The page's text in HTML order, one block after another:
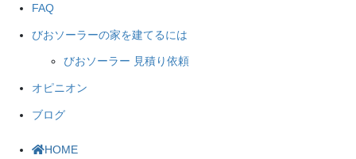
FAQ
びおソーラーの家を建てるには
びおソーラー 見積り依頼
オピニオン
ブログ
HOME